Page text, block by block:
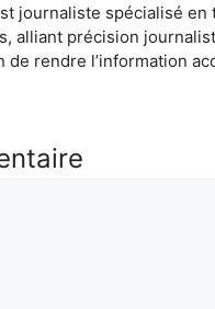
journaliste spécialisé
alliant précision
de rendre l’information